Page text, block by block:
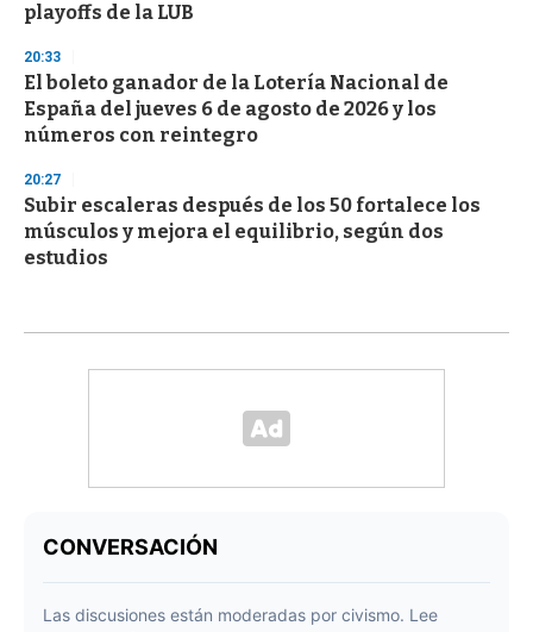
playoffs de la LUB
20:33
El boleto ganador de la Lotería Nacional de
España del jueves 6 de agosto de 2026 y los
números con reintegro
20:27
Subir escaleras después de los 50 fortalece los
músculos y mejora el equilibrio, según dos
estudios